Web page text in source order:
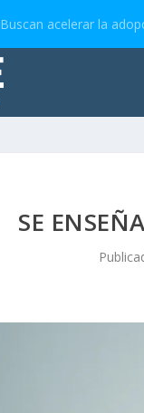
Buscan acelerar la
SE